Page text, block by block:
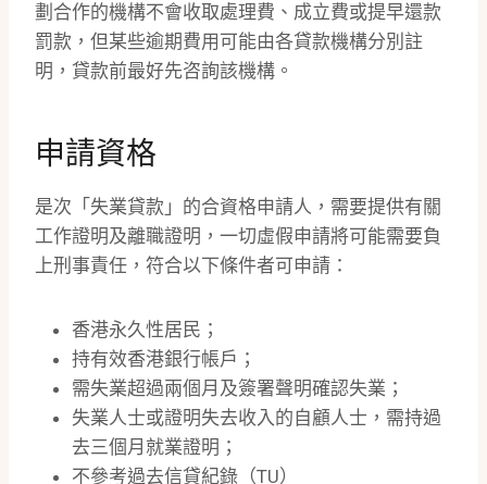
劃合作的機構不會收取處理費、成立費或提早還款
罰款，但某些逾期費用可能由各貸款機構分別註
明，貸款前最好先咨詢該機構。
申請資格
是次「失業貸款」的合資格申請人，需要提供有關
工作證明及離職證明，一切虛假申請將可能需要負
上刑事責任，符合以下條件者可申請：
香港永久性居民；
持有效香港銀行帳戶；
需失業超過兩個月及簽署聲明確認失業；
失業人士或證明失去收入的自顧人士，需持過
去三個月就業證明；
不參考過去信貸紀錄（TU）